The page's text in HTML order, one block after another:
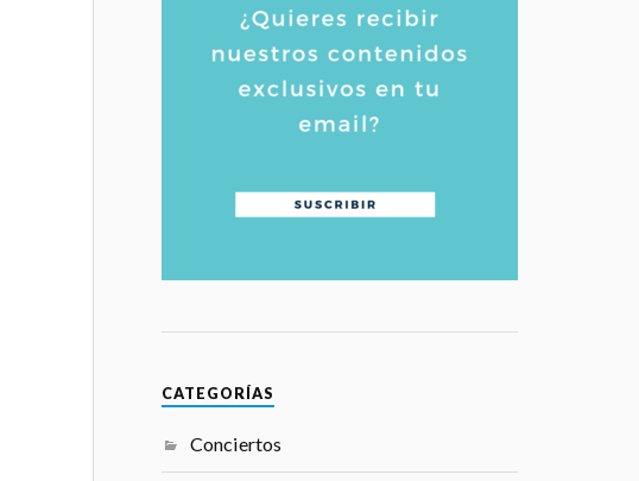
CATEGORÍAS
Conciertos